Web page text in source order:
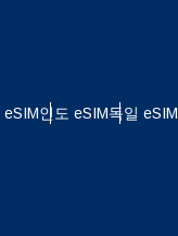
인도 eSIM독일 eSIM